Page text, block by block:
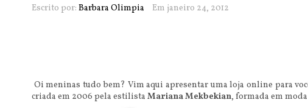
Escrito por: Barbara Olimpia Em janeiro 24, 2012
Oi meninas tudo bem? Vim aqui apresentar umaloja online para
criada em 2006 pela estilista Mariana Mekbekian, formada em